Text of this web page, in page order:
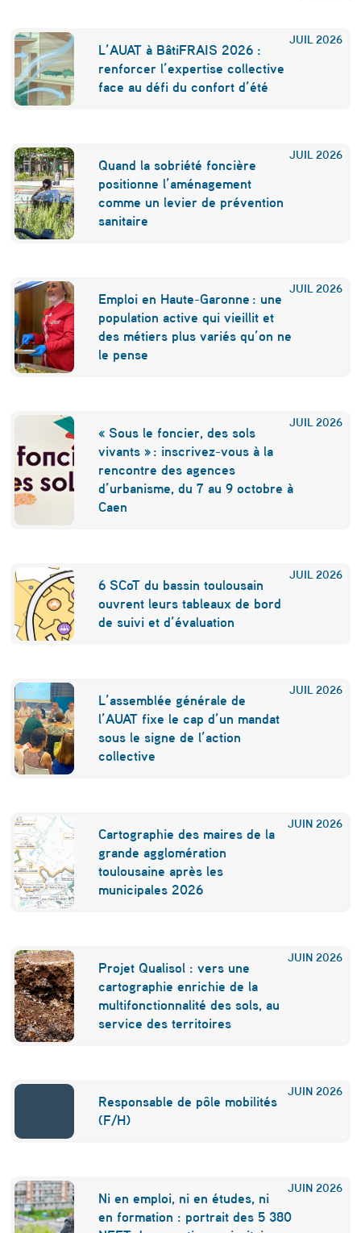
b
i
a
,
u
n
“
r
o
j
e
e
x
e
m
p
a
r
e
t
é
c
l
o
g
q
u
e
”
e
o
l
e
JUIL 2026
L’AUAT à BâtiFRAIS 2026 :
renforcer l’expertise collective
face au défi du confort d’été
JUIL 2026
Quand la sobriété foncière
positionne l’aménagement
comme un levier de prévention
sanitaire
JUIL 2026
Emploi en Haute-Garonne : une
population active qui vieillit et
des métiers plus variés qu’on ne
le pense
JUIL 2026
« Sous le foncier, des sols
vivants » : inscrivez-vous à la
rencontre des agences
d’urbanisme, du 7 au 9 octobre à
Caen
JUIL 2026
6 SCoT du bassin toulousain
ouvrent leurs tableaux de bord
de suivi et d’évaluation
JUIL 2026
L’assemblée générale de
l’AUAT fixe le cap d’un mandat
sous le signe de l’action
collective
JUIN 2026
Cartographie des maires de la
grande agglomération
toulousaine après les
municipales 2026
JUIN 2026
Projet Qualisol : vers une
cartographie enrichie de la
multifonctionnalité des sols, au
service des territoires
JUIN 2026
Responsable de pôle mobilités
(F/H)
JUIN 2026
Ni en emploi, ni en études, ni
en formation : portrait des 5 380